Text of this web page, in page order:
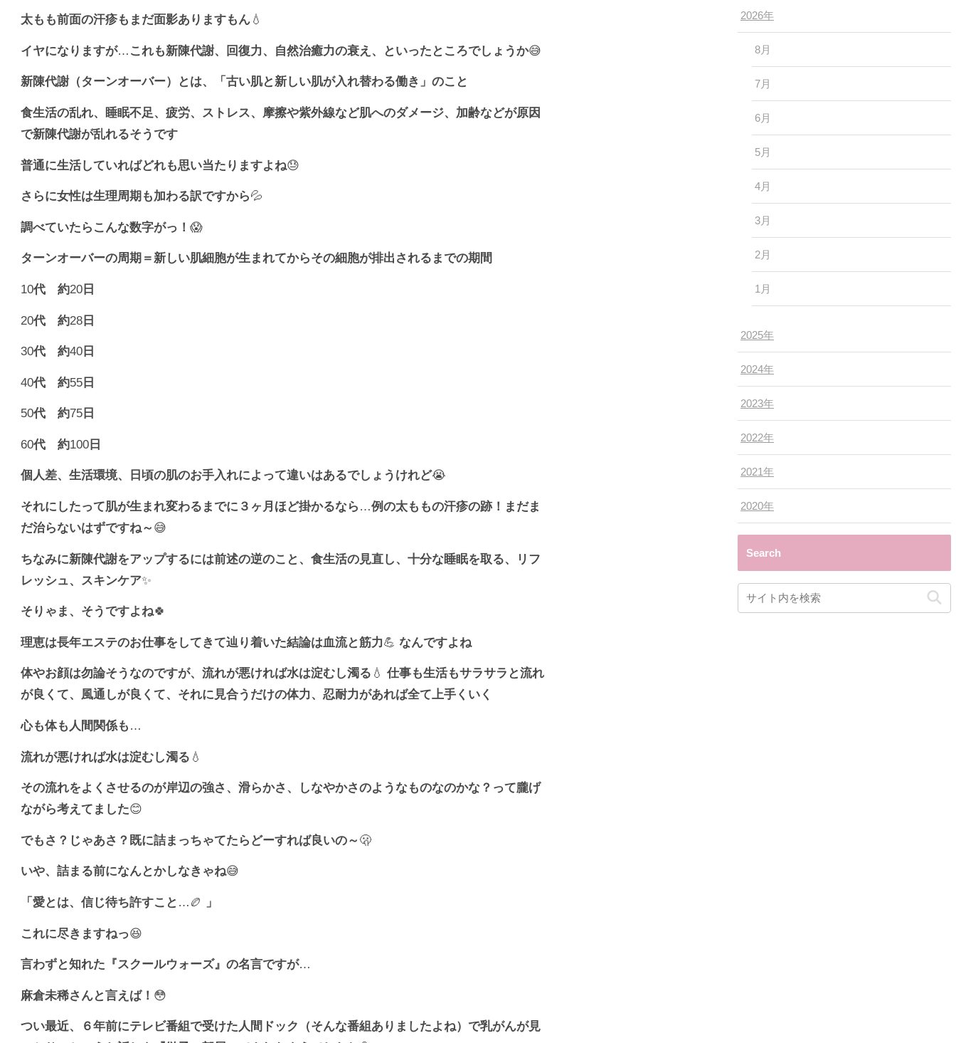
太もも前面の汗疹もまだ面影ありますもん 💧
イヤになりますが… これも新陳代謝、回復力、自然治癒力の衰え、といったところでしょうか😅
新陳代謝（ターンオーバー）とは、「古い肌と新しい肌が入れ替わる働き」のこと
食生活の乱れ、睡眠不足、疲労、ストレス、摩擦や紫外線など肌へのダメージ、加齢などが原因
で新陳代謝が乱れるそうです
普通に生活していればどれも思い当たりますよね😓
さらに女性は生理周期も加わる訳ですから💦
調べていたらこんな数字がっ！ 😱
ターンオーバーの周期＝新しい肌細胞が生まれてからその細胞が排出されるまでの期間
10代 約20 日
20代 約28 日
30代 約40 日
40代 約55 日
50代 約75 日
60代 約100 日
個人差、生活環境、日頃の肌のお手入れによって違いはあるでしょうけれど😭
それにしたって肌が生まれ変わるまでに３ヶ月ほど掛かるなら …例の太ももの汗疹の跡！まだま
だ治らないはずですね～ 😅
ちなみに新陳代謝をアップするには前述の逆のこと、食生活の見直し、十分な睡眠を取る、リフ
レッシュ、スキンケア✨
そりゃま、そうですよね🍀
理恵は長年エステのお仕事をしてきて辿り着いた結論は血流と筋力💪 なんですよね
体やお顔は勿論そうなのですが、流れが悪ければ水は淀むし濁る 💧 仕事も生活もサラサラと流れ
が良くて、風通しが良くて、それに見合うだけの体力、忍耐力があれば全て上手くいく
心も体も人間関係も …
流れが悪ければ水は淀むし濁る 💧
その流れをよくさせるのが岸辺の強さ、滑らかさ、しなやかさのようなものなのかな？って朧げ
ながら考えてました😊
でもさ？じゃあさ？既に詰まっちゃてたらどーすれば良いの～ 🫢
いや、詰まる前になんとかしなきゃね😅
「愛とは、信じ待ち許すこと …🏉 」
これに尽きますねっ😆
言わずと知れた『スクールウォーズ』の名言ですが…
麻倉未稀さんと言えば！ 😳
つい最近、６年前にテレビ番組で受けた人間ドック（そんな番組ありましたよね）で乳がんが見
2026年
8月
7月
6月
5月
4月
3月
2月
1月
2025年
2024年
2023年
2022年
2021年
2020年
Search